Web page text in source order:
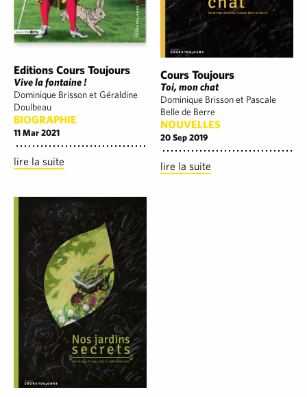
Editions Cours Toujours
Vive la fontaine !
Dominique Brisson et Géraldine
Doulbeau
BIOGRAPHIE
11 Mar 2021
lire la suite
Cours Toujours
Toi, mon chat
Dominique Brisson et Pascale
Belle de Berre
NOUVELLES
20 Sep 2019
lire la suite